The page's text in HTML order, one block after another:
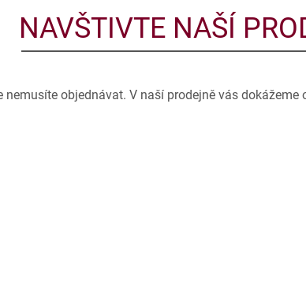
NAVŠTIVTE NAŠÍ
nemusíte objednávat. V naší prodejně vás